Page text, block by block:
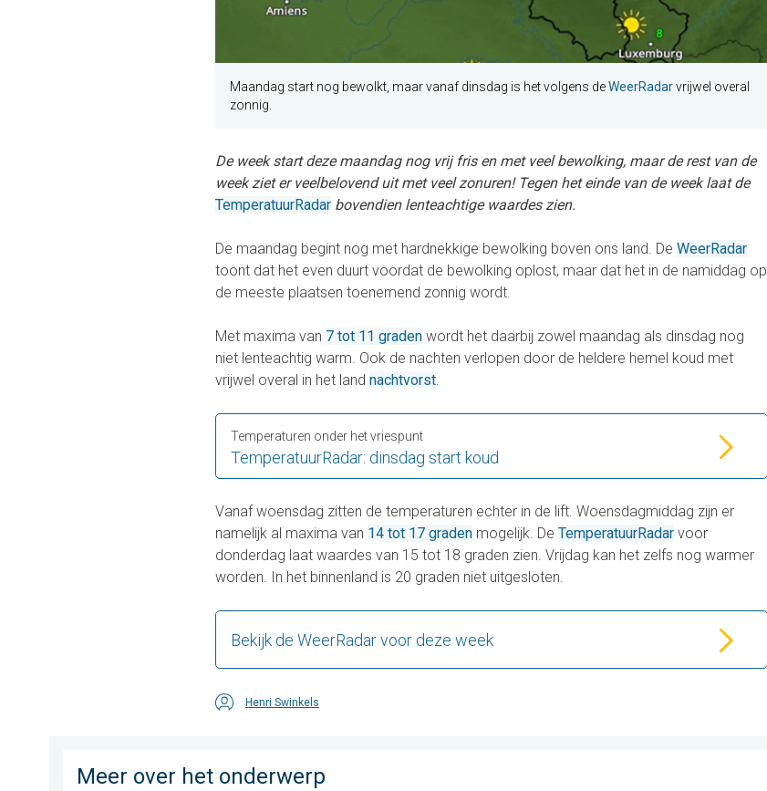
Maandag start nog bewolkt, maar vanaf dinsdag is het volgens deWeerRadarvrijwel overal
zonnig.
De week start deze maandag nog vrij fris en met veel bewolking, maar de rest van de
week ziet er veelbelovend uit met veel zonuren! Tegen het einde van de week laat de
TemperatuurRadar bovendien lenteachtige waardes zien.
De maandag begint nog met hardnekkige bewolking boven ons land. De WeerRadar
toont dat het even duurt voordat de bewolking oplost, maar dat het in de namiddag op
de meeste plaatsen toenemend zonnig wordt.
Met maxima van 7 tot 11 graden wordt het daarbij zowel maandag als dinsdag nog
niet lenteachtig warm. Ook de nachten verlopen door de heldere hemel koud met
vrijwel overal in het land nachtvorst.
TemperatuurRadar: dinsdag start koud
Temperaturen onder het vriespunt
Vanaf woensdag zitten de temperaturen echter in de lift. Woensdagmiddag zijn er
namelijk al maxima van 14 tot 17 graden mogelijk. De TemperatuurRadar voor
donderdag laat waardes van 15 tot 18 graden zien. Vrijdag kan het zelfs nog warmer
worden. In het binnenland is 20 graden niet uitgesloten.
Bekijk de WeerRadar voor deze week
Henri Swinkels
Meer over het onderwerp